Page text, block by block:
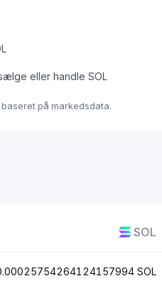
eller handle SOL
på markedsdata.
SOL
SOL